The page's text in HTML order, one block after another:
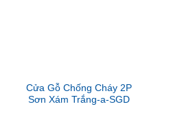
Cửa Gỗ Chống Cháy 2P
Sơn Xám Trắng-a-SGD